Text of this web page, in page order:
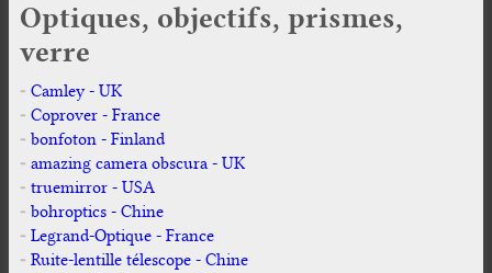
Optiques, objectifs, prismes,
verre
Camley - UK
Coprover - France
bonfoton - Finland
amazing camera obscura - UK
truemirror - USA
bohroptics - Chine
Legrand-Optique - France
Ruite-lentille télescope - Chine